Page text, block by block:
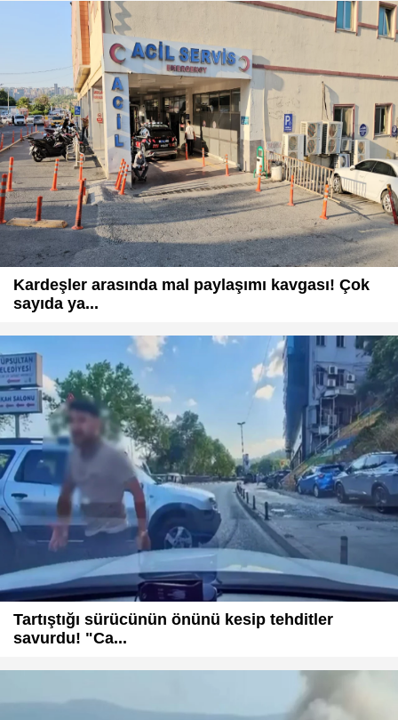
Kardeşler arasında mal paylaşımı kavgası! Çok
sayıda ya...
Tartıştığı sürücünün önünü kesip tehditler
savurdu! "Ca...